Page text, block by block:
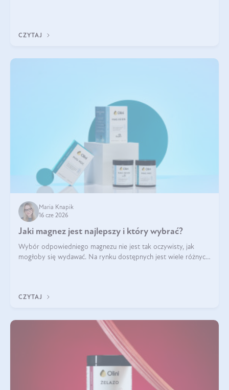
CZYTAJ
Maria Knapik
16 cze 2026
Jaki magnez jest najlepszy i który wybrać?
Wybór odpowiedniego magnezu nie jest tak oczywisty, jak
mogłoby się wydawać. Na rynku dostępnych jest wiele różnych
CZYTAJ